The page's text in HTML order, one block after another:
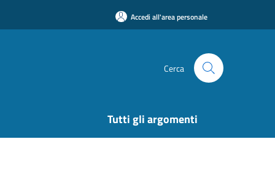
Accedi all'area personale
Cerca
Tutti gli argomenti